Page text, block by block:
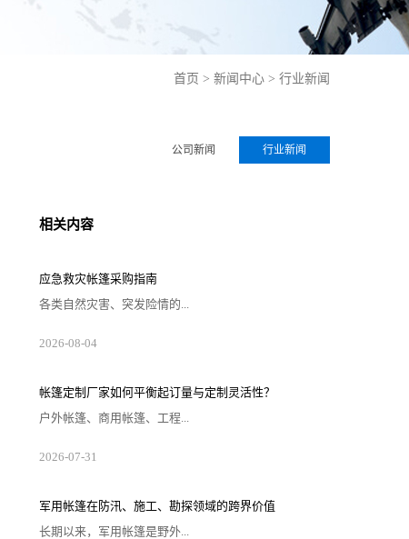
首页 > 新闻中心 > 行业新闻
公司新闻 行业新闻
相关内容
应急救灾帐篷采购指南
各类自然灾害、突发险情的...
2026-08-04
帐篷定制厂家如何平衡起订量与定制灵活性？
户外帐篷、商用帐篷、工程...
2026-07-31
军用帐篷在防汛、施工、勘探领域的跨界价值
长期以来，军用帐篷是野外...